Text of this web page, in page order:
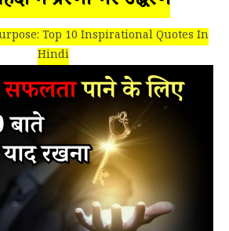
Top 10 Inspirational Quotes In
Hindi